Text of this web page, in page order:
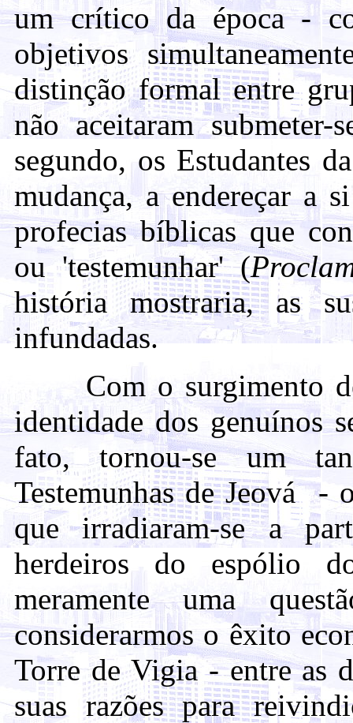
um crítico da época -
objetivos
distinção formal entre
não aceitaram
segundo, os Estudantes
mudança, a endereçar a
profecias bíblicas que
ou 'testemunhar' (
história mostraria, as
infundadas.
Com o surgimento de
identidade dos genuínos
fato, tornou-se um
Testemunhas de Jeová -
que irradiaram-se a
herdeiros do espólio
meramente uma
considerarmos o êxito
Torre de Vigia - entre as
suas razões para